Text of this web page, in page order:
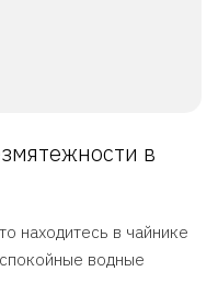
в
находитесь в чайнике
водные